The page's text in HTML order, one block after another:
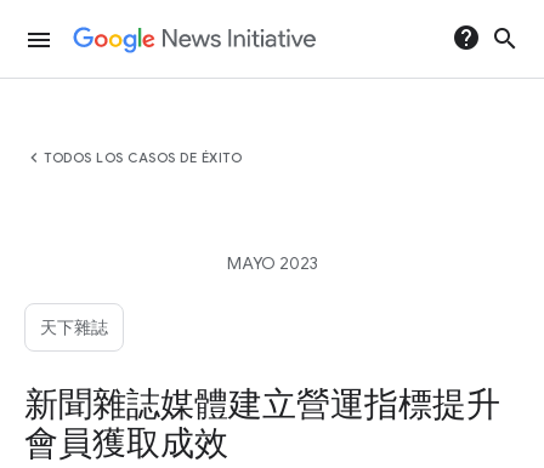
menu help search
chevron_left TODOS LOS CASOS DE ÉXITO
MAYO 2023
天下雜誌
新聞雜誌媒體建立營運指標提升
會員獲取成效